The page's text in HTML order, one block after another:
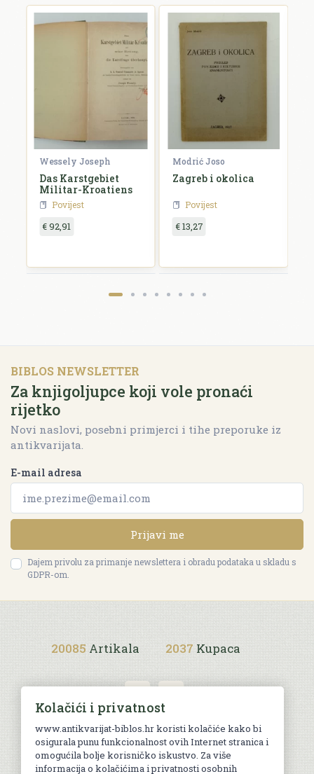
Wessely Joseph
Das Karstgebiet
Militar-Kroatiens
Povijest
€ 92,91
Modrić Joso
Zagreb i okolica
Povijest
€ 13,27
BIBLOS NEWSLETTER
Za knjigoljupce koji vole pronaći
rijetko
Novi naslovi, posebni primjerci i tihe preporuke iz
antikvarijata.
E-mail adresa
Prijavi me
Dajem privolu za primanje newslettera i obradu podataka u skladu s
GDPR-om.
20085 Artikala 2037 Kupaca
Uvjeti kupnje
Kolačići i privatnost
www.antikvarijat-biblos.hr koristi kolačiće kako bi
osigurala punu funkcionalnost ovih Internet stranica i
omogućila bolje korisničko iskustvo. Za više
informacija o kolačićima i privatnosti osobnih